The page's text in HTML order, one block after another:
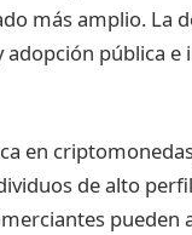
más amplio. La
adopción pública
en
de alto
pueden